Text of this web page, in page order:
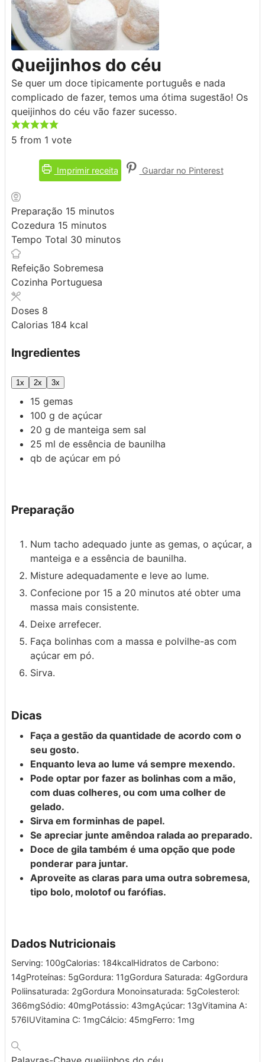
Queijinhos do céu
Se quer um doce tipicamente português e nada
complicado de fazer, temos uma ótima sugestão! Os
queijinhos do céu vão fazer sucesso.
5 from 1 vote
Imprimir receita Guardar no Pinterest
Preparação 15 minutos
minutos
Cozedura 15 minutos
minutos
Tempo Total 30 minutos
minutos
Refeição Sobremesa
Cozinha Portuguesa
Doses 8
Calorias 184 kcal
Ingredientes
1x 2x 3x
15 gemas
100 g de açúcar
20 g de manteiga sem sal
25 ml de essência de baunilha
qb de açúcar em pó
Preparação
Num tacho adequado junte as gemas, o açúcar, a
manteiga e a essência de baunilha.
Misture adequadamente e leve ao lume.
Confecione por 15 a 20 minutos até obter uma
massa mais consistente.
Deixe arrefecer.
Faça bolinhas com a massa e polvilhe-as com
açúcar em pó.
Sirva.
Dicas
Faça a gestão da quantidade de acordo com o
seu gosto.
Enquanto leva ao lume vá sempre mexendo.
Pode optar por fazer as bolinhas com a mão,
com duas colheres, ou com uma colher de
gelado.
Sirva em forminhas de papel.
Se apreciar junte amêndoa ralada ao preparado.
Doce de gila também é uma opção que pode
ponderar para juntar.
Aproveite as claras para uma outra sobremesa,
tipo bolo, molotof ou farófias.
Dados Nutricionais
Serving: 100gCalorias: 184kcalHidratos de Carbono:
14gProteínas: 5gGordura: 11gGordura Saturada: 4gGordura
Poliinsaturada: 2gGordura Monoinsaturada: 5gColesterol:
366mgSódio: 40mgPotássio: 43mgAçúcar: 13gVitamina A:
576IUVitamina C: 1mgCálcio: 45mgFerro: 1mg